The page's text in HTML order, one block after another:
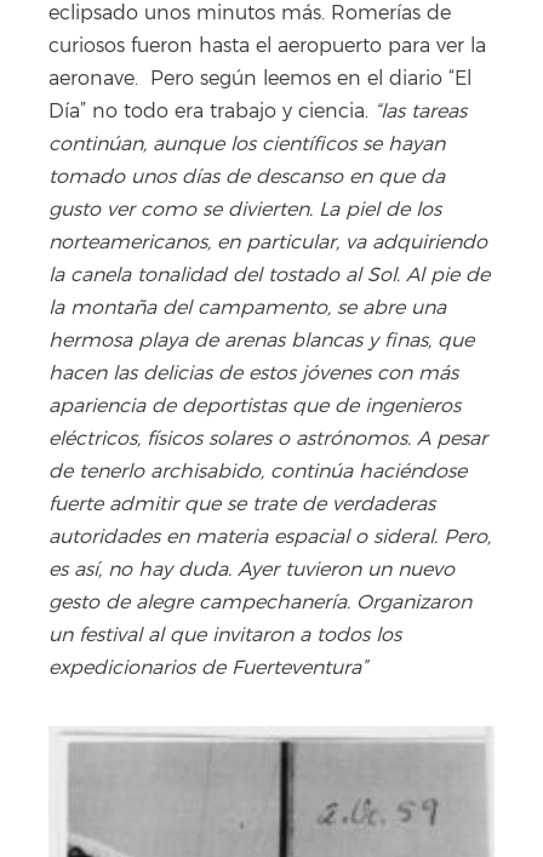
eclipsado unos minutos más. Romerías de
curiosos fueron hasta el aeropuerto para ver la
aeronave. Pero según leemos en el diario “El
Día” no todo era trabajo y ciencia. “las tareas
continúan, aunque los científicos se hayan
tomado unos días de descanso en que da
gusto ver como se divierten. La piel de los
norteamericanos, en particular, va adquiriendo
la canela tonalidad del tostado al Sol. Al pie de
la montaña del campamento, se abre una
hermosa playa de arenas blancas y finas, que
hacen las delicias de estos jóvenes con más
apariencia de deportistas que de ingenieros
eléctricos, físicos solares o astrónomos. A pesar
de tenerlo archisabido, continúa haciéndose
fuerte admitir que se trate de verdaderas
autoridades en materia espacial o sideral. Pero,
es así, no hay duda. Ayer tuvieron un nuevo
gesto de alegre campechanería. Organizaron
un festival al que invitaron a todos los
expedicionarios de Fuerteventura”